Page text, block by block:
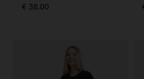
€ 38.00